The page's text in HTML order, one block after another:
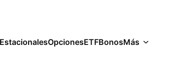
EstacionalesOpcionesETFBonosMás